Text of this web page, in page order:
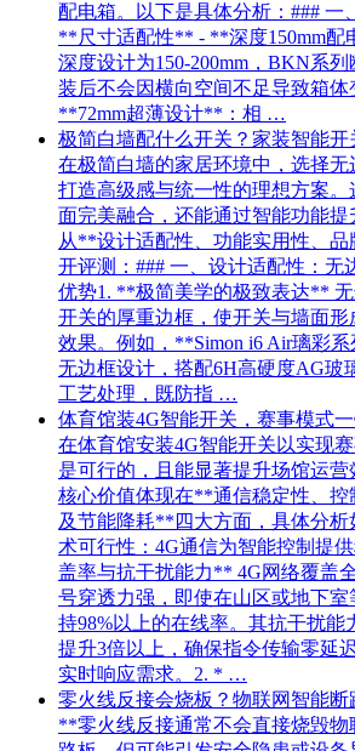
配电箱。以下是具体分析：### 一
**尺寸适配性** - **深度150mm配
深度设计为150-200mm，BKN系
装后不会因横向空间不足导致箱
**72mm超薄设计**：相 …
极简白墙配什么开关？家装智能开
在极简白墙的家居环境中，选择
打造高级感与统一性的理想方案
面完美融合，还能通过智能功能
从**设计适配性、功能实用性、
开评测：### 一、设计适配性：无
优势1. **极简美学的极致表达**
开关的厚重边框，使开关与墙面形
效果。例如，**Simon i6 Air璃彩
无边框设计，搭配6H高硬度AG玻
工艺处理，既防指 …
体育馆装4G智能开关，赛事模式
在体育馆安装4G智能开关以实现
是可行的，且能显著提升场馆运
核心价值体现在**通信稳定性、控
及节能降耗**四大方面，具体分
术可行性：4G通信为智能控制提
盖率与抗干扰能力** 4G网络覆盖
号穿透力强，即使在山区或地下
持98%以上的在线率。其抗干扰能
提升3倍以上，确保指令传输零延
实时响应需求。2. * …
零火线反接会烧板？物联网智能断
**零火线反接通常不会直接烧毁